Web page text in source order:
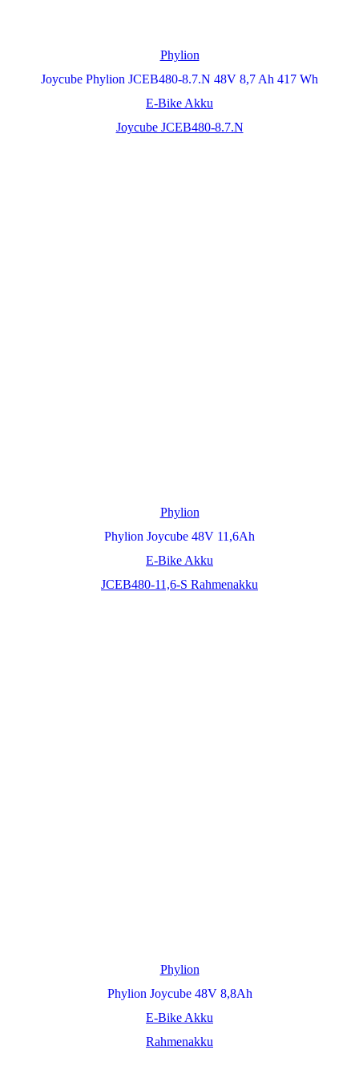
Phylion
Joycube Phylion JCEB480-8.7.N 48V 8,7 Ah 417 Wh
E-Bike Akku
Joycube JCEB480-8.7.N
Phylion
Phylion Joycube 48V 11,6Ah
E-Bike Akku
JCEB480-11,6-S Rahmenakku
Phylion
Phylion Joycube 48V 8,8Ah
E-Bike Akku
Rahmenakku